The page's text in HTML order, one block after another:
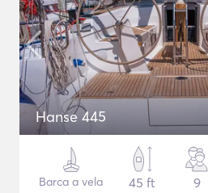
Hanse 445
Barca a vela
45 ft
9